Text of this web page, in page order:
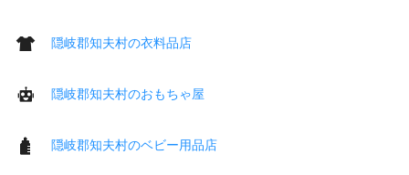
隠岐郡知夫村の衣料品店
隠岐郡知夫村のおもちゃ屋
隠岐郡知夫村のベビー用品店